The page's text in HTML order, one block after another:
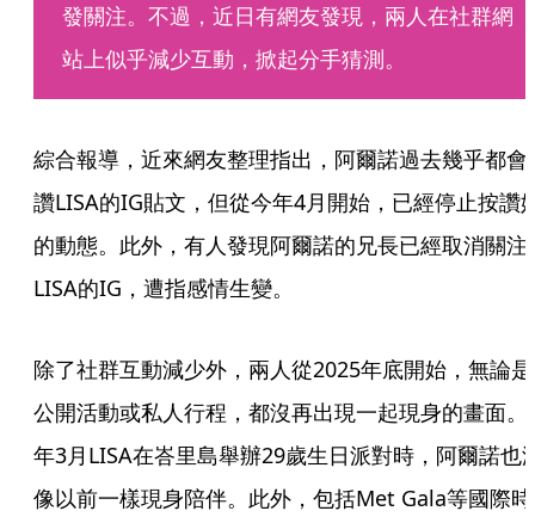
發關注。不過，近日有網友發現，兩人在社群網
站上似乎減少互動，掀起分手猜測。
綜合報導，近來網友整理指出，阿爾諾過去幾乎都會
讚LISA的IG貼文，但從今年4月開始，已經停止按讚
的動態。此外，有人發現阿爾諾的兄長已經取消關注
LISA的IG，遭指感情生變。
除了社群互動減少外，兩人從2025年底開始，無論是
公開活動或私人行程，都沒再出現一起現身的畫面。
年3月LISA在峇里島舉辦29歲生日派對時，阿爾諾也
像以前一樣現身陪伴。此外，包括Met Gala等國際時